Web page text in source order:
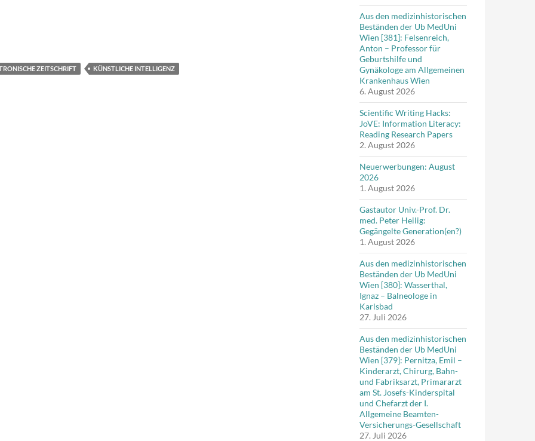
ZEITSCHRIFT KÜNSTLICHE INTELLIGENZ
Aus den medizinhistorischen
Beständen der Ub MedUni
Wien [381]: Felsenreich,
Anton – Professor für
Geburtshilfe und
Gynäkologe am Allgemeinen
Krankenhaus Wien
6. August 2026
Scientific Writing Hacks:
JoVE: Information Literacy:
Reading Research Papers
2. August 2026
Neuerwerbungen: August
2026
1. August 2026
Gastautor Univ.-Prof. Dr.
med. Peter Heilig:
Gegängelte Generation(en?)
1. August 2026
Aus den medizinhistorischen
Beständen der Ub MedUni
Wien [380]: Wasserthal,
Ignaz – Balneologe in
Karlsbad
27. Juli 2026
Aus den medizinhistorischen
Beständen der Ub MedUni
Wien [379]: Pernitza, Emil –
Kinderarzt, Chirurg, Bahn-
und Fabriksarzt, Primararzt
am St. Josefs-Kinderspital
und Chefarzt der I.
Allgemeine Beamten-
Versicherungs-Gesellschaft
27. Juli 2026